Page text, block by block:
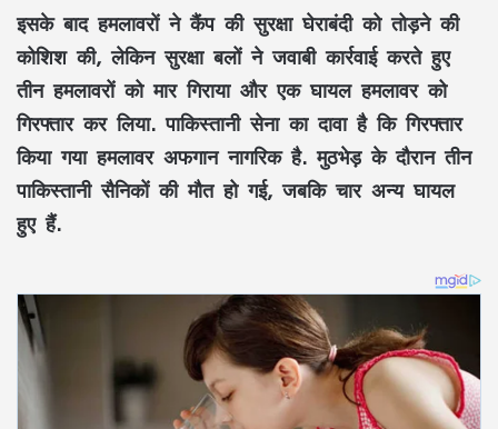
इसके बाद हमलावरों ने कैंप की सुरक्षा घेराबंदी को तोड़ने की
कोशिश की, लेकिन सुरक्षा बलों ने जवाबी कार्रवाई करते हुए
तीन हमलावरों को मार गिराया और एक घायल हमलावर को
गिरफ्तार कर लिया. पाकिस्तानी सेना का दावा है कि गिरफ्तार
किया गया हमलावर अफगान नागरिक है. मुठभेड़ के दौरान तीन
पाकिस्तानी सैनिकों की मौत हो गई, जबकि चार अन्य घायल
हुए हैं.